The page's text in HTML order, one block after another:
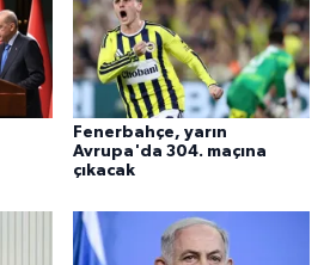
Fenerbahçe, yarın
Avrupa'da 304. maçına
çıkacak